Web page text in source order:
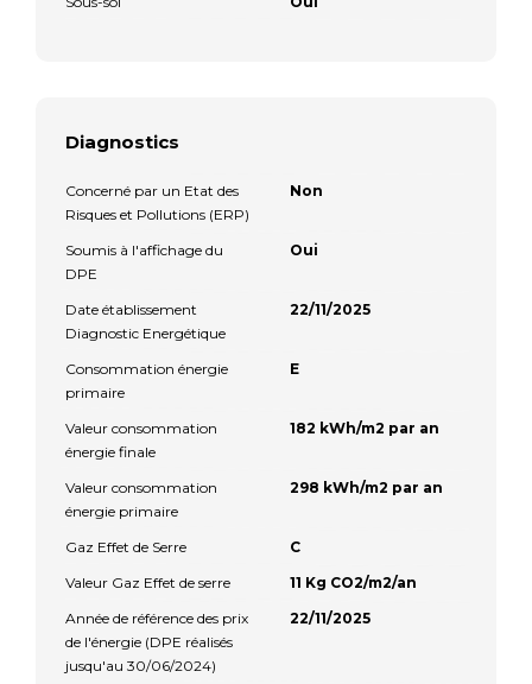
Diagnostics
Concerné par un Etat des
Risques et Pollutions (ERP)
Non
Soumis à l'affichage du
DPE
Oui
Date établissement
Diagnostic Energétique
22/11/2025
Consommation énergie
primaire
E
Valeur consommation
énergie finale
182 kWh/m2 par an
Valeur consommation
énergie primaire
298 kWh/m2 par an
Gaz Effet de Serre
C
Valeur Gaz Effet de serre
11 Kg CO2/m2/an
Année de référence des prix
de l'énergie (DPE réalisés
jusqu'au 30/06/2024)
22/11/2025